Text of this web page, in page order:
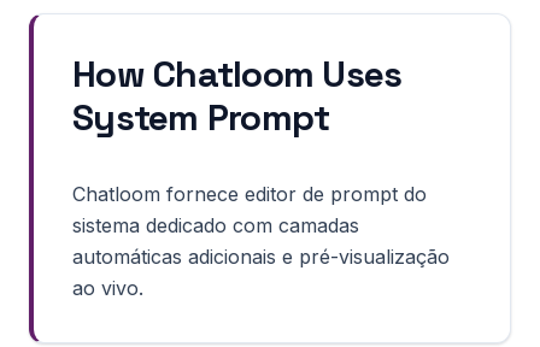
How Chatloom Uses
System Prompt
Chatloom fornece editor de prompt do
sistema dedicado com camadas
automáticas adicionais e pré-visualização
ao vivo.